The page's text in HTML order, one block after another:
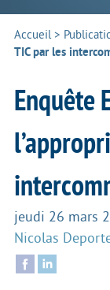
Accueil>
TIC par les
Enquête
jeudi 26 mars
Nicolas